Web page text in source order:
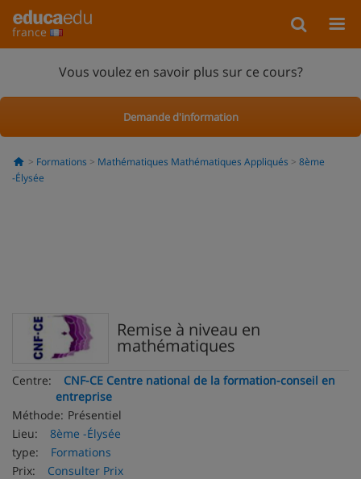
france
Vous voulez en savoir plus sur ce cours?
Demande d'information
Formations Mathématiques Mathématiques Appliqués
8ème
-Élysée
Remise à niveau en
mathématiques
Centre:
CNF-CE Centre national de la formation-conseil en
entreprise
Méthode: Présentiel
Lieu:
8ème -Élysée
type:
Formations
Prix:
Consulter Prix